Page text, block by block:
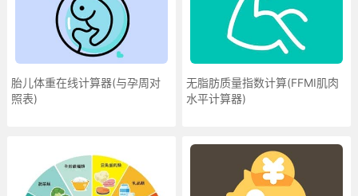
胎儿体重在线计算器(与孕周对
照表)
无脂肪质量指数计算(FFMI肌肉
水平计算器)